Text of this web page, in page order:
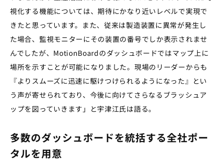
視化する機能については、期待にかなり近いレベルで実現で
きたと思っています。また、従来は製造装置に異常が発生し
た場合、監視モニターにその装置の番号でしか表示されませ
んでしたが、MotionBoardのダッシュボードではマップ上に
場所を示すことが可能になりました。現場のリーダーからも
『よりスムーズに迅速に駆けつけられるようになった』とい
う声が寄せられており、今後に向けてさらなるブラッシュア
ップを図っていきます」と宇津江氏は語る。
多数のダッシュボードを統括する全社ポー
タルを用意